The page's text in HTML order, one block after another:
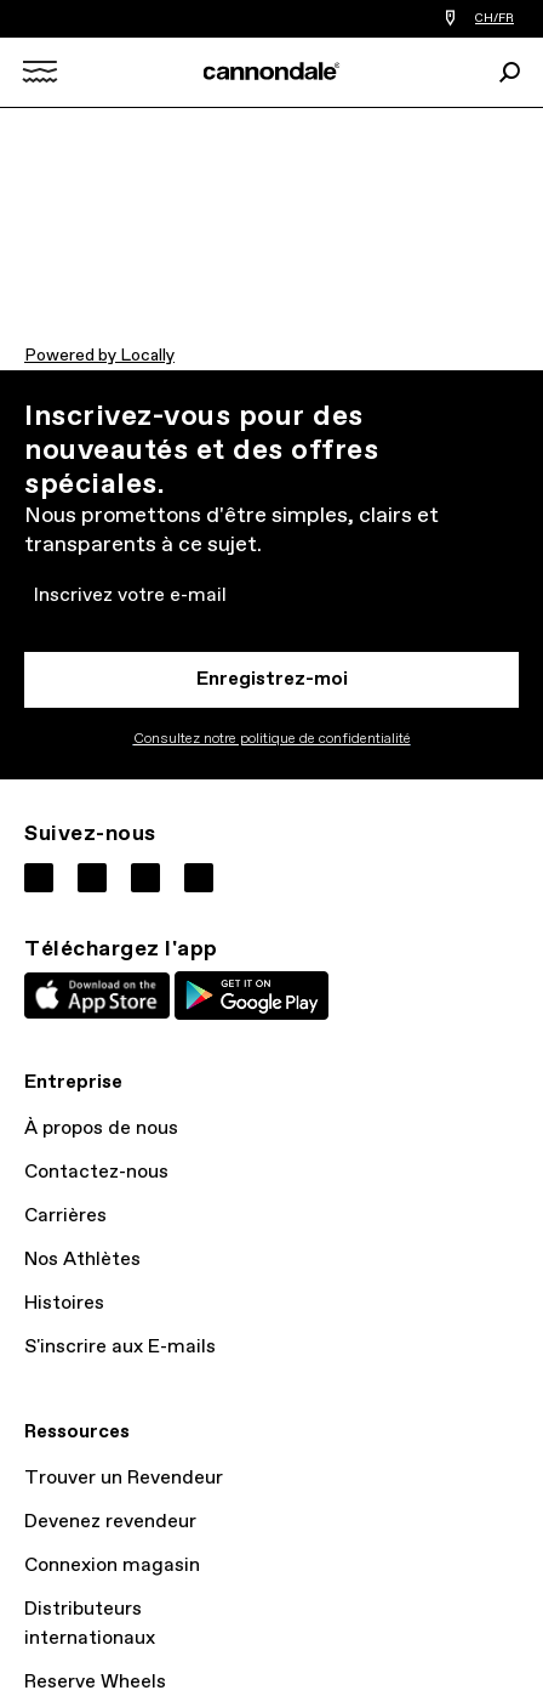
Trouver
le
proche
CH/FR
Powered by Locally
Inscrivez-vous pour des
nouveautés et des offres
spéciales.
Nous promettons d'être simples, clairs et
transparents à ce sujet.
Email
Enregistrez-moi
Consultez notre politique de confidentialité
Suivez-nous
Téléchargez l'app
Entreprise
À propos de nous
Contactez-nous
Carrières
Nos Athlètes
Histoires
S'inscrire aux E-mails
Ressources
Trouver un Revendeur
Devenez revendeur
Connexion magasin
Distributeurs
internationaux
Reserve Wheels